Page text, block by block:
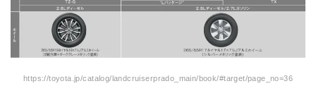
https://toyota.jp/catalog/landcruiserprado_main/book/#target/page_no=36